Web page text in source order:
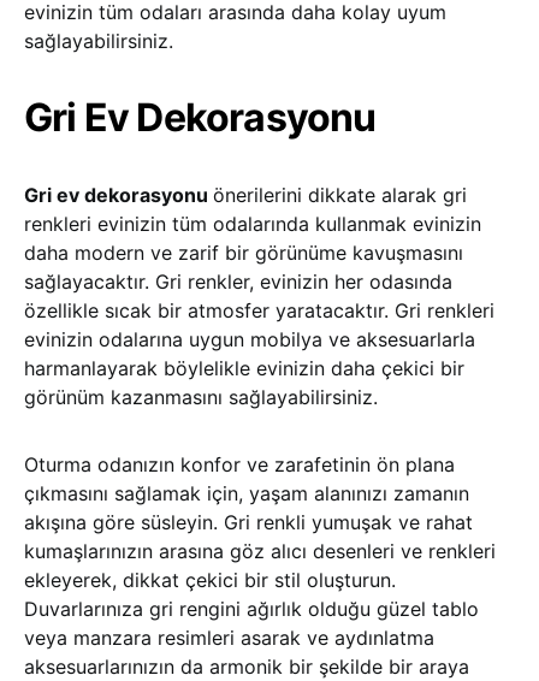
evinizin tüm odaları arasında daha kolay uyum
sağlayabilirsiniz.
Gri Ev Dekorasyonu
Gri ev dekorasyonu önerilerini dikkate alarak gri
renkleri evinizin tüm odalarında kullanmak evinizin
daha modern ve zarif bir görünüme kavuşmasını
sağlayacaktır. Gri renkler, evinizin her odasında
özellikle sıcak bir atmosfer yaratacaktır. Gri renkleri
evinizin odalarına uygun mobilya ve aksesuarlarla
harmanlayarak böylelikle evinizin daha çekici bir
görünüm kazanmasını sağlayabilirsiniz.
Oturma odanızın konfor ve zarafetinin ön plana
çıkmasını sağlamak için, yaşam alanınızı zamanın
akışına göre süsleyin. Gri renkli yumuşak ve rahat
kumaşlarınızın arasına göz alıcı desenleri ve renkleri
ekleyerek, dikkat çekici bir stil oluşturun.
Duvarlarınıza gri rengini ağırlık olduğu güzel tablo
veya manzara resimleri asarak ve aydınlatma
aksesuarlarınızın da armonik bir şekilde bir araya